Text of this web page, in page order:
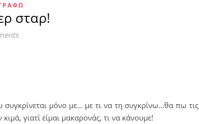
σταρ!
συγκρίνεται μόνο με… με τι να τη συγκρίνω…θα πω τις
γιατί είμαι μακαρονάς, τι να κάνουμε!